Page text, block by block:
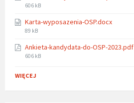
File
606 kB
Karta-wyposazenia-OSP.docx
File
89 kB
Ankieta-kandydata-do-OSP-2023.pdf
File
606 kB
WIĘCEJ